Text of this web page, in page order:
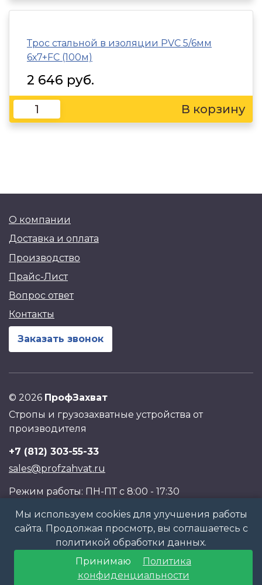
Трос стальной в изоляции PVC 5/6мм
6х7+FC (100м)
2 646 руб.
О компании
Доставка и оплата
Производство
Прайс-Лист
Вопрос ответ
Контакты
Заказать звонок
© 2026 ПрофЗахват
Стропы и грузозахватные устройства от
производителя
+7 (812) 303-55-33
sales@profzahvat.ru
Режим работы: ПН-ПТ с 8:00 - 17:30
Адрес: г. Санкт-Петербург, Торжковская ул., дом 1,
корпус 2, ДЦ Паритет
Политика обработки персональных данных
Мы используем cookies для улучшения работы
сайта. Продолжая просмотр, вы соглашаетесь с
политикой обработки данных.
Принимаю
Политика
конфиденциальности